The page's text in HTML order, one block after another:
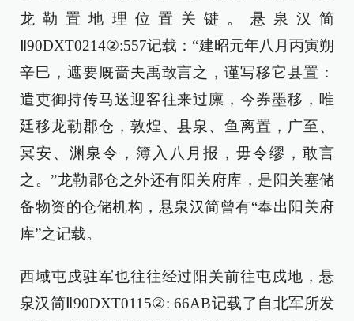
龙勒置地理位置关键。悬泉汉简
Ⅱ90DXT0214②:557记载：“建昭元年八月丙寅朔
辛巳，遮要厩啬夫禹敢言之，谨写移它县置：
遣吏御持传马送迎客往来过廪，今券墨移，唯
廷移龙勒郡仓，敦煌、县泉、鱼离置，广至、
冥安、渊泉令，簿入八月报，毋令缪，敢言
之。”龙勒郡仓之外还有阳关府库，是阳关塞储
备物资的仓储机构，悬泉汉简曾有“奉出阳关府
库”之记载。
西域屯戍驻军也往往经过阳关前往屯戍地，悬
泉汉简Ⅱ90DXT0115②: 66AB记载了自北军所发